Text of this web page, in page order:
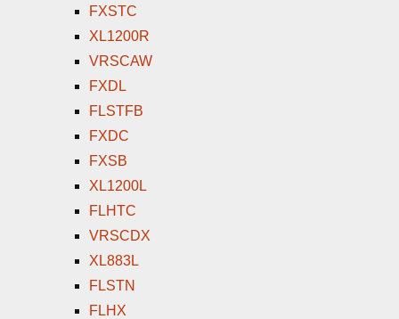
FXSTC
XL1200R
VRSCAW
FXDL
FLSTFB
FXDC
FXSB
XL1200L
FLHTC
VRSCDX
XL883L
FLSTN
FLHX